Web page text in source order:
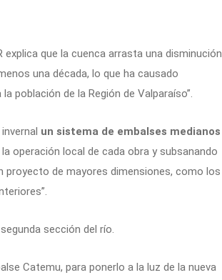
que la cuenca arrasta una disminución
una década, lo que ha causado
población de la Región de Valparaíso”.
un sistema de embalses medianos
la operación local de cada obra y subsanando
proyecto de mayores dimensiones, como los
sección del río.
Catemu, para ponerlo a la luz de la nueva